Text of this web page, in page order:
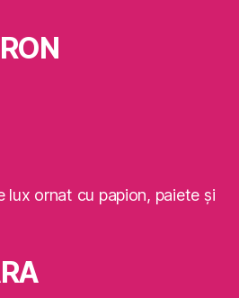
lux ornat cu papion, paiete şi